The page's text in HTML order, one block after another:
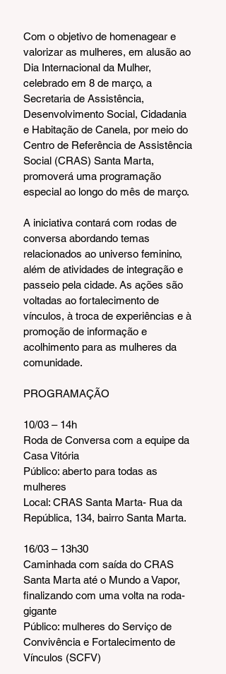
Com o objetivo de homenagear e
valorizar as mulheres, em alusão ao
Dia Internacional da Mulher,
celebrado em 8 de março, a
Secretaria de Assistência,
Desenvolvimento Social, Cidadania
e Habitação de Canela, por meio do
Centro de Referência de Assistência
Social (CRAS) Santa Marta,
promoverá uma programação
especial ao longo do mês de março.
A iniciativa contará com rodas de
conversa abordando temas
relacionados ao universo feminino,
além de atividades de integração e
passeio pela cidade. As ações são
voltadas ao fortalecimento de
vínculos, à troca de experiências e à
promoção de informação e
acolhimento para as mulheres da
comunidade.
PROGRAMAÇÃO
10/03 – 14h
Roda de Conversa com a equipe da
Casa Vitória
Público: aberto para todas as
mulheres
Local: CRAS Santa Marta- Rua da
República, 134, bairro Santa Marta.
16/03 – 13h30
Caminhada com saída do CRAS
Santa Marta até o Mundo a Vapor,
finalizando com uma volta na roda-
gigante
Público: mulheres do Serviço de
Convivência e Fortalecimento de
Vínculos (SCFV)